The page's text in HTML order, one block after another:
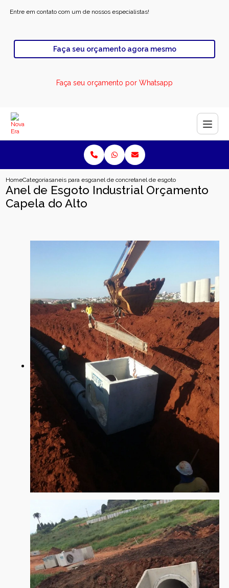
Entre em contato com um de nossos especialistas!
Faça seu orçamento agora mesmo
Faça seu orçamento por Whatsapp
HomeCategoriasaneis para esgotoanel de concreto pre moldado para esgoto
anel de esgoto industrial
Anel de Esgoto Industrial Orçamento
Capela do Alto